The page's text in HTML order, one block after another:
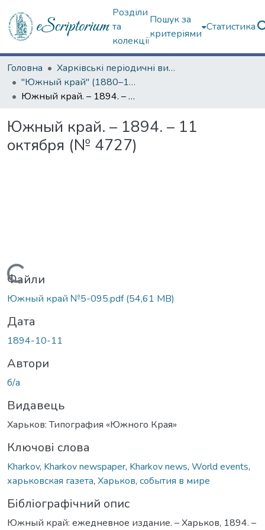
Розділи
та
колекції
Пошук за
критеріями
Статистика
Головна
Харківські періодичні видання
"Южный край" (1880–1919 гг.)
Южный край. – 1894. – 11 октября (№ 4727)
Южный край. – 1894. – 11
октября (№ 4727)
Вантажиться...
Файли
Южный край №5-095.pdf(54,61 MB)
Дата
1894-10-11
Автори
б/а
Видавець
Харьков: Типография «Южного Края»
Ключові слова
Kharkov, Kharkov newspaper, Kharkov news, World events,
харьковская газета, Харьков, события в мире
Бібліографічний опис
Южный край: ежедневное издание. – Харьков, 1894. –